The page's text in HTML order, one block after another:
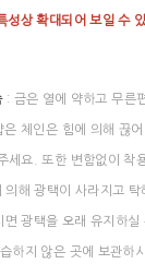
성상 확대되어 보일 수
: 금은 열에 약하고 무른
은 체인은 힘에 의해 끊
세요. 또한 변함없이 착
해 광택이 사라지고 탁
면 광택을 오래 유지하
하지 않은 곳에 보관하